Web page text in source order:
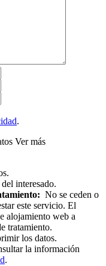
.
Ver más
interesado.
No se ceden o
este servicio. El
alojamiento web a
tratamiento.
los datos.
la información
.